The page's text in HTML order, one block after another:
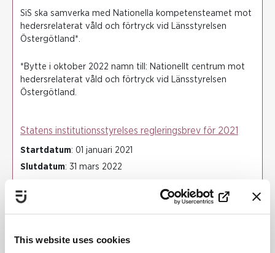
This website uses cookies
SiS ska samverka med Nationella kompetensteamet mot
hedersrelaterat våld och förtryck vid Länsstyrelsen
Östergötland*.
*Bytte i oktober 2022 namn till: Nationellt centrum mot
hedersrelaterat våld och förtryck vid Länsstyrelsen
Östergötland.
Statens institutionsstyrelses regleringsbrev för 2021
Startdatum: 01 januari 2021
Slutdatum: 31 mars 2022